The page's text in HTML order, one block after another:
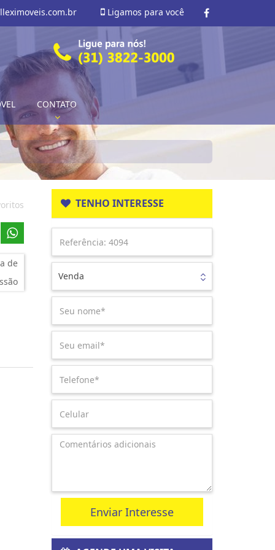
Ligamos para você
CONTATO
de
TENHO INTERESSE
Venda
Enviar Interesse